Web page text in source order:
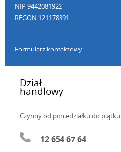
NIP 9442081922
REGON 121178891
Formularz kontaktowy
Dział
handlowy
Czynny od poniedziałku do piątku
12 654 67 64